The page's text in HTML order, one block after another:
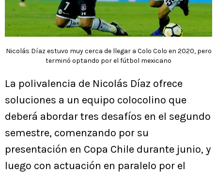
Nicolás Díaz estuvo muy cerca de llegar a Colo Colo en 2020, pero
terminó optando por el fútbol mexicano
La polivalencia de Nicolás Díaz ofrece
soluciones a un equipo colocolino que
deberá abordar tres desafíos en el segundo
semestre, comenzando por su
presentación en Copa Chile durante junio, y
luego con actuación en paralelo por el